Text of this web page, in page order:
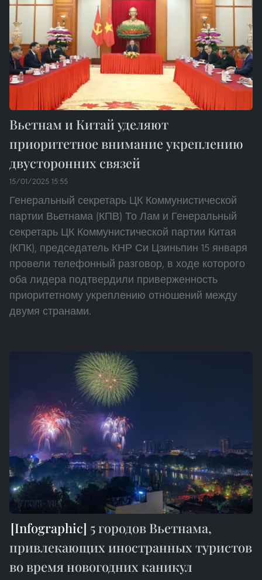
Вьетнам и Китай уделяют
приоритетное внимание укреплению
двусторонних связей
15/01/2025 15:55
Генеральный секретарь ЦК Коммунистической
партии Вьетнама (КПВ) То Лам и Генеральный
секретарь ЦК Коммунистической партии Китая
(КПК), председатель КНР Си Цзиньпин 15 января
провели телефонный разговор, в ходе которого
оба лидера подтвердили приверженность
приоритетному укреплению отношений между
двумя странами.
5 городов Вьетнама,
привлекающих иностранных туристов
во время новогодних каникул